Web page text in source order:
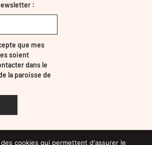
:
que mes
soient
dans le
la paroisse de
cookies qui permettent d'assurer le